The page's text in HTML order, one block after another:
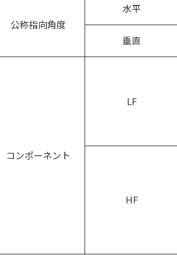
公称指向角度
水平
垂直
コンポーネント
LF
HF